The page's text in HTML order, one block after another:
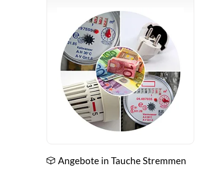
Angebote in Tauche Stremmen